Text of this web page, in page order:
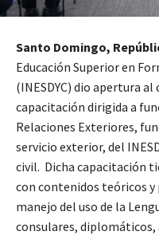
Santo Domingo,
Educación Superior en
(INESDYC) dio apertura al
capacitación dirigida a
Relaciones Exteriores,
servicio exterior, del
civil. Dicha capacitación
con contenidos teóricos
manejo del uso de la
consulares, diplomáticos,